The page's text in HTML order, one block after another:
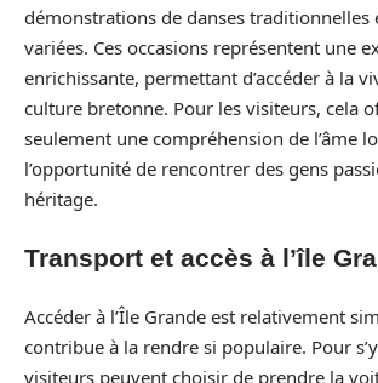
démonstrations de danses traditionnelles
variées. Ces occasions représentent une
enrichissante, permettant d’accéder à la
culture bretonne. Pour les visiteurs, cela
seulement une compréhension de l’âme
l’opportunité de rencontrer des gens
héritage.
Transport et accès à l’île
Accéder à l’Île Grande est relativement
contribue à la rendre si populaire. Pour
visiteurs peuvent choisir de prendre la